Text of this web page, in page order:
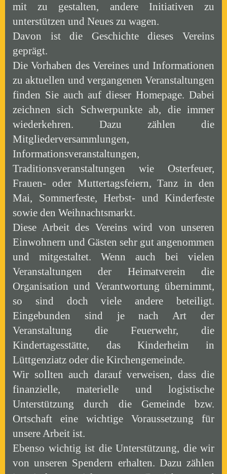
mit zu gestalten, andere Initiativen zu
unterstützen und Neues zu wagen.
Davon ist die Geschichte dieses Vereins
geprägt.
Die Vorhaben des Vereines und Informationen
zu aktuellen und vergangenen Veranstaltungen
finden Sie auch auf dieser Homepage. Dabei
zeichnen sich Schwerpunkte ab, die immer
wiederkehren. Dazu zählen die
Mitgliederversammlungen,
Informationsveranstaltungen,
Traditionsveranstaltungen wie Osterfeuer,
Frauen- oder Muttertagsfeiern, Tanz in den
Mai, Sommerfeste, Herbst- und Kinderfeste
sowie den Weihnachtsmarkt.
Diese Arbeit des Vereins wird von unseren
Einwohnern und Gästen sehr gut angenommen
und mitgestaltet. Wenn auch bei vielen
Veranstaltungen der Heimatverein die
Organisation und Verantwortung übernimmt,
so sind doch viele andere beteiligt.
Eingebunden sind je nach Art der
Veranstaltung die Feuerwehr, die
Kindertagesstätte, das Kinderheim in
Lüttgenziatz oder die Kirchengemeinde.
Wir sollten auch darauf verweisen, dass die
finanzielle, materielle und logistische
Unterstützung durch die Gemeinde bzw.
Ortschaft eine wichtige Voraussetzung für
unsere Arbeit ist.
Ebenso wichtig ist die Unterstützung, die wir
von unseren Spendern erhalten. Dazu zählen